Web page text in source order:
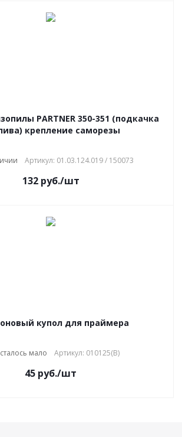
PARTNER 350-351 (подкачка
крепление саморезы
Артикул: 01.03.124.019 / 150073
132руб./шт
купол для праймера
мало Артикул: 010125(B)
45 руб./шт